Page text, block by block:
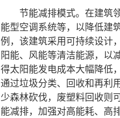
节能减排模式。在建筑领
能型空调系统等，以降低建
例，该建筑采用可持续设计
阳能、风能等清洁能源，以
得太阳能发电成本大幅降低
通过垃圾分类、回收和再利
少森林砍伐，废塑料回收则
能减排，加强对高能耗、高